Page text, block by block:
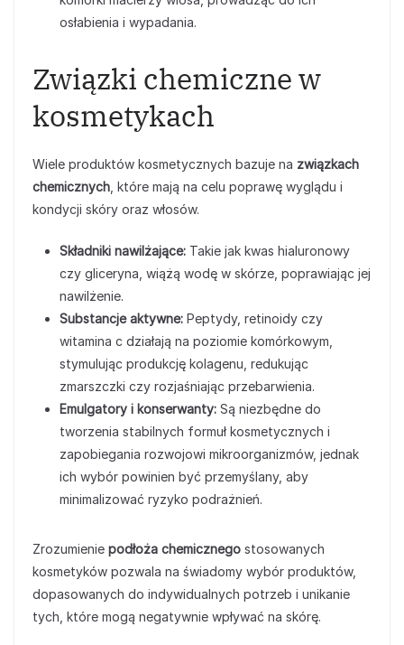
osłabienia i wypadania.
Związki chemiczne w
kosmetykach
Wiele produktów kosmetycznych bazuje na związkach
chemicznych , które mają na celu poprawę wyglądu i
kondycji skóry oraz włosów.
Składniki nawilżające: Takie jak kwas hialuronowy
czy gliceryna, wiążą wodę w skórze, poprawiając jej
nawilżenie.
Substancje aktywne: Peptydy, retinoidy czy
witamina c działają na poziomie komórkowym,
stymulując produkcję kolagenu, redukując
zmarszczki czy rozjaśniając przebarwienia.
Emulgatory i konserwanty: Są niezbędne do
tworzenia stabilnych formuł kosmetycznych i
zapobiegania rozwojowi mikroorganizmów, jednak
ich wybór powinien być przemyślany, aby
minimalizować ryzyko podrażnień.
Zrozumienie podłoża chemicznego stosowanych
kosmetyków pozwala na świadomy wybór produktów,
dopasowanych do indywidualnych potrzeb i unikanie
tych, które mogą negatywnie wpływać na skórę.